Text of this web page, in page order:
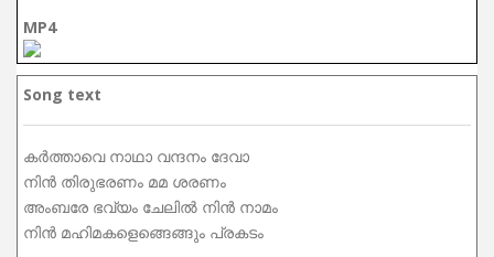
MP4
Song text
കര്‍ത്താവെ നാഥാ വന്ദനം ദേവാ
നിന്‍ തിരുഭരണം മമ ശരണം
അംബരേ ഭവ്യം ചേലിൽ നിന്‍ നാമം
നിന്‍ മഹിമകളെങ്ങെങ്ങും പ്രകടം